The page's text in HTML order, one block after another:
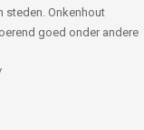
steden. Onkenhout
goed onder andere